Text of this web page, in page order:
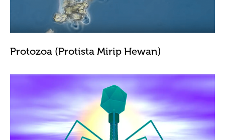
Protozoa (Protista Mirip Hewan)